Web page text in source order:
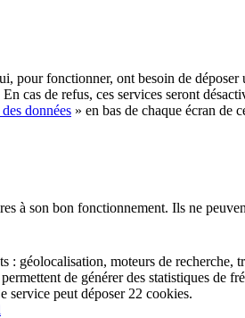
pour fonctionner, ont besoin de
cas de refus, ces services seront
données » en bas de chaque écran de
à son bon fonctionnement. Ils ne
: géolocalisation, moteurs de recherche,
de générer des statistiques de
service peut déposer 22 cookies.